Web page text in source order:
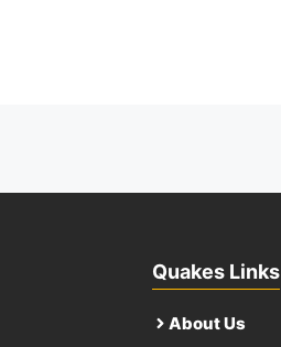
Quakes Links
About Us